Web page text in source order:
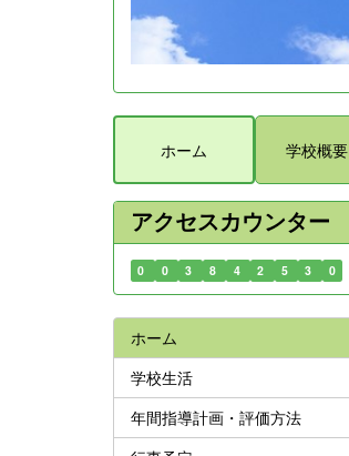
ホーム 学校概要
アクセスカウンター
0 0 3 8 4 2 5 3 0
ホーム
学校生活
年間指導計画・評価方法